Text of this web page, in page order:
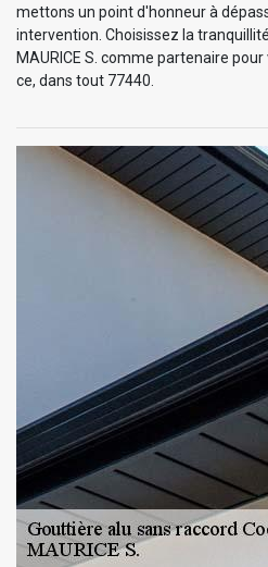
mettons un point d'honneur à
intervention. Choisissez la
MAURICE S. comme partenaire
ce, dans tout 77440.